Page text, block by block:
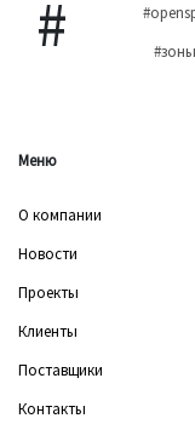
Меню
О компании
Новости
Проекты
Клиенты
Поставщики
Контакты